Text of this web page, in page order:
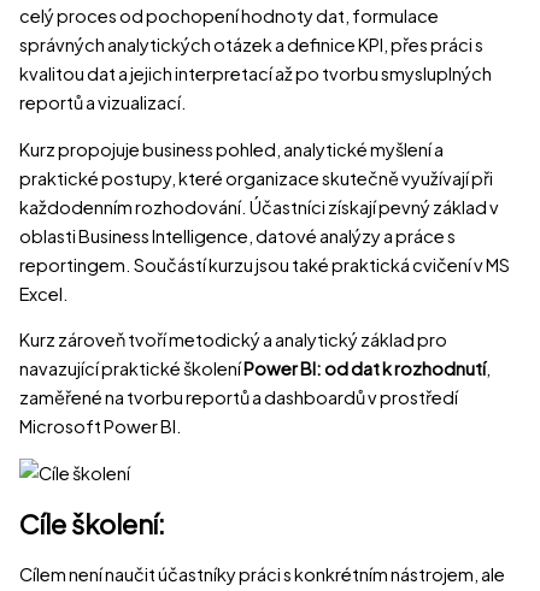
celý proces od pochopení hodnoty dat, formulace
správných analytických otázek a definice KPI, přes práci s
kvalitou dat a jejich interpretací až po tvorbu smysluplných
reportů a vizualizací.
Kurz propojuje business pohled, analytické myšlení a
praktické postupy, které organizace skutečně využívají při
každodenním rozhodování. Účastníci získají pevný základ v
oblasti Business Intelligence, datové analýzy a práce s
reportingem. Součástí kurzu jsou také praktická cvičení v MS
Excel.
Kurz zároveň tvoří metodický a analytický základ pro
navazující praktické školeníPower BI: od dat k rozhodnutí,
zaměřené na tvorbu reportů a dashboardů v prostředí
Microsoft Power BI.
Cíle školení:
Cílem není naučit účastníky práci s konkrétním nástrojem, ale